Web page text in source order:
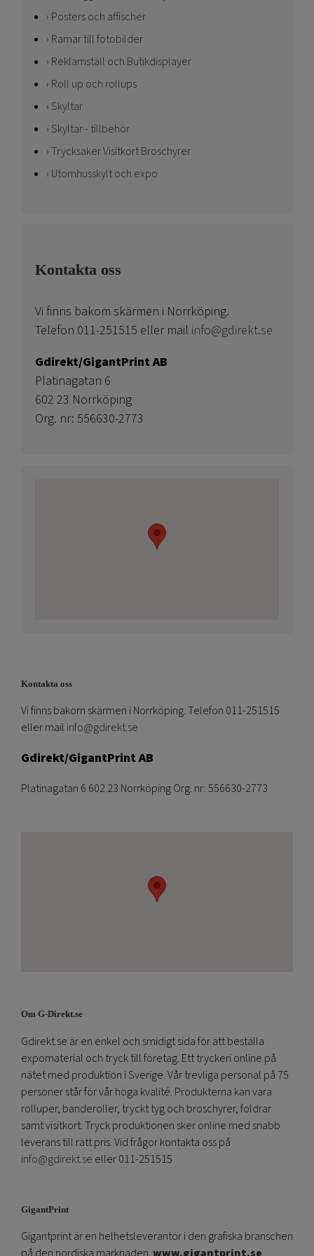
Posters och affischer
Ramar till fotobilder
Reklamställ och Butikdisplayer
Roll up och rollups
Skyltar
Skyltar - tillbehör
Trycksaker Visitkort Broschyrer
Utomhusskylt och expo
Kontakta oss
Vi finns bakom skärmen i Norrköping.
Telefon 011-251515 eller mail info@gdirekt.se
Gdirekt/GigantPrint AB
Platinagatan 6
602 23 Norrköping
Org. nr: 556630-2773
Kontakta oss
Vi finns bakom skärmen i Norrköping. Telefon 011-251515
eller mail info@gdirekt.se
Gdirekt/GigantPrint AB
Platinagatan 6 602 23 Norrköping Org. nr: 556630-2773
Om G-Direkt.se
Gdirekt.se är en enkel och smidigt sida för att beställa
expomaterial och tryck till företag. Ett tryckeri online på
nätet med produktion i Sverige. Vår trevliga personal på 75
personer står för vår höga kvalité. Produkterna kan vara
rolluper, banderoller, tryckt tyg och broschyrer, foldrar
samt visitkort. Tryck produktionen sker online med snabb
leverans till rätt pris. Vid frågor kontakta oss på
info@gdirekt.se eller 011-251515
GigantPrint
Gigantprint är en helhetsleverantör i den grafiska branschen